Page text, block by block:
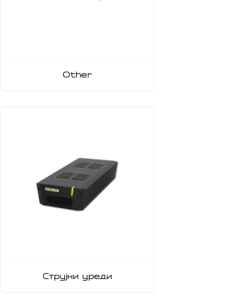
Other
Струјни уреди